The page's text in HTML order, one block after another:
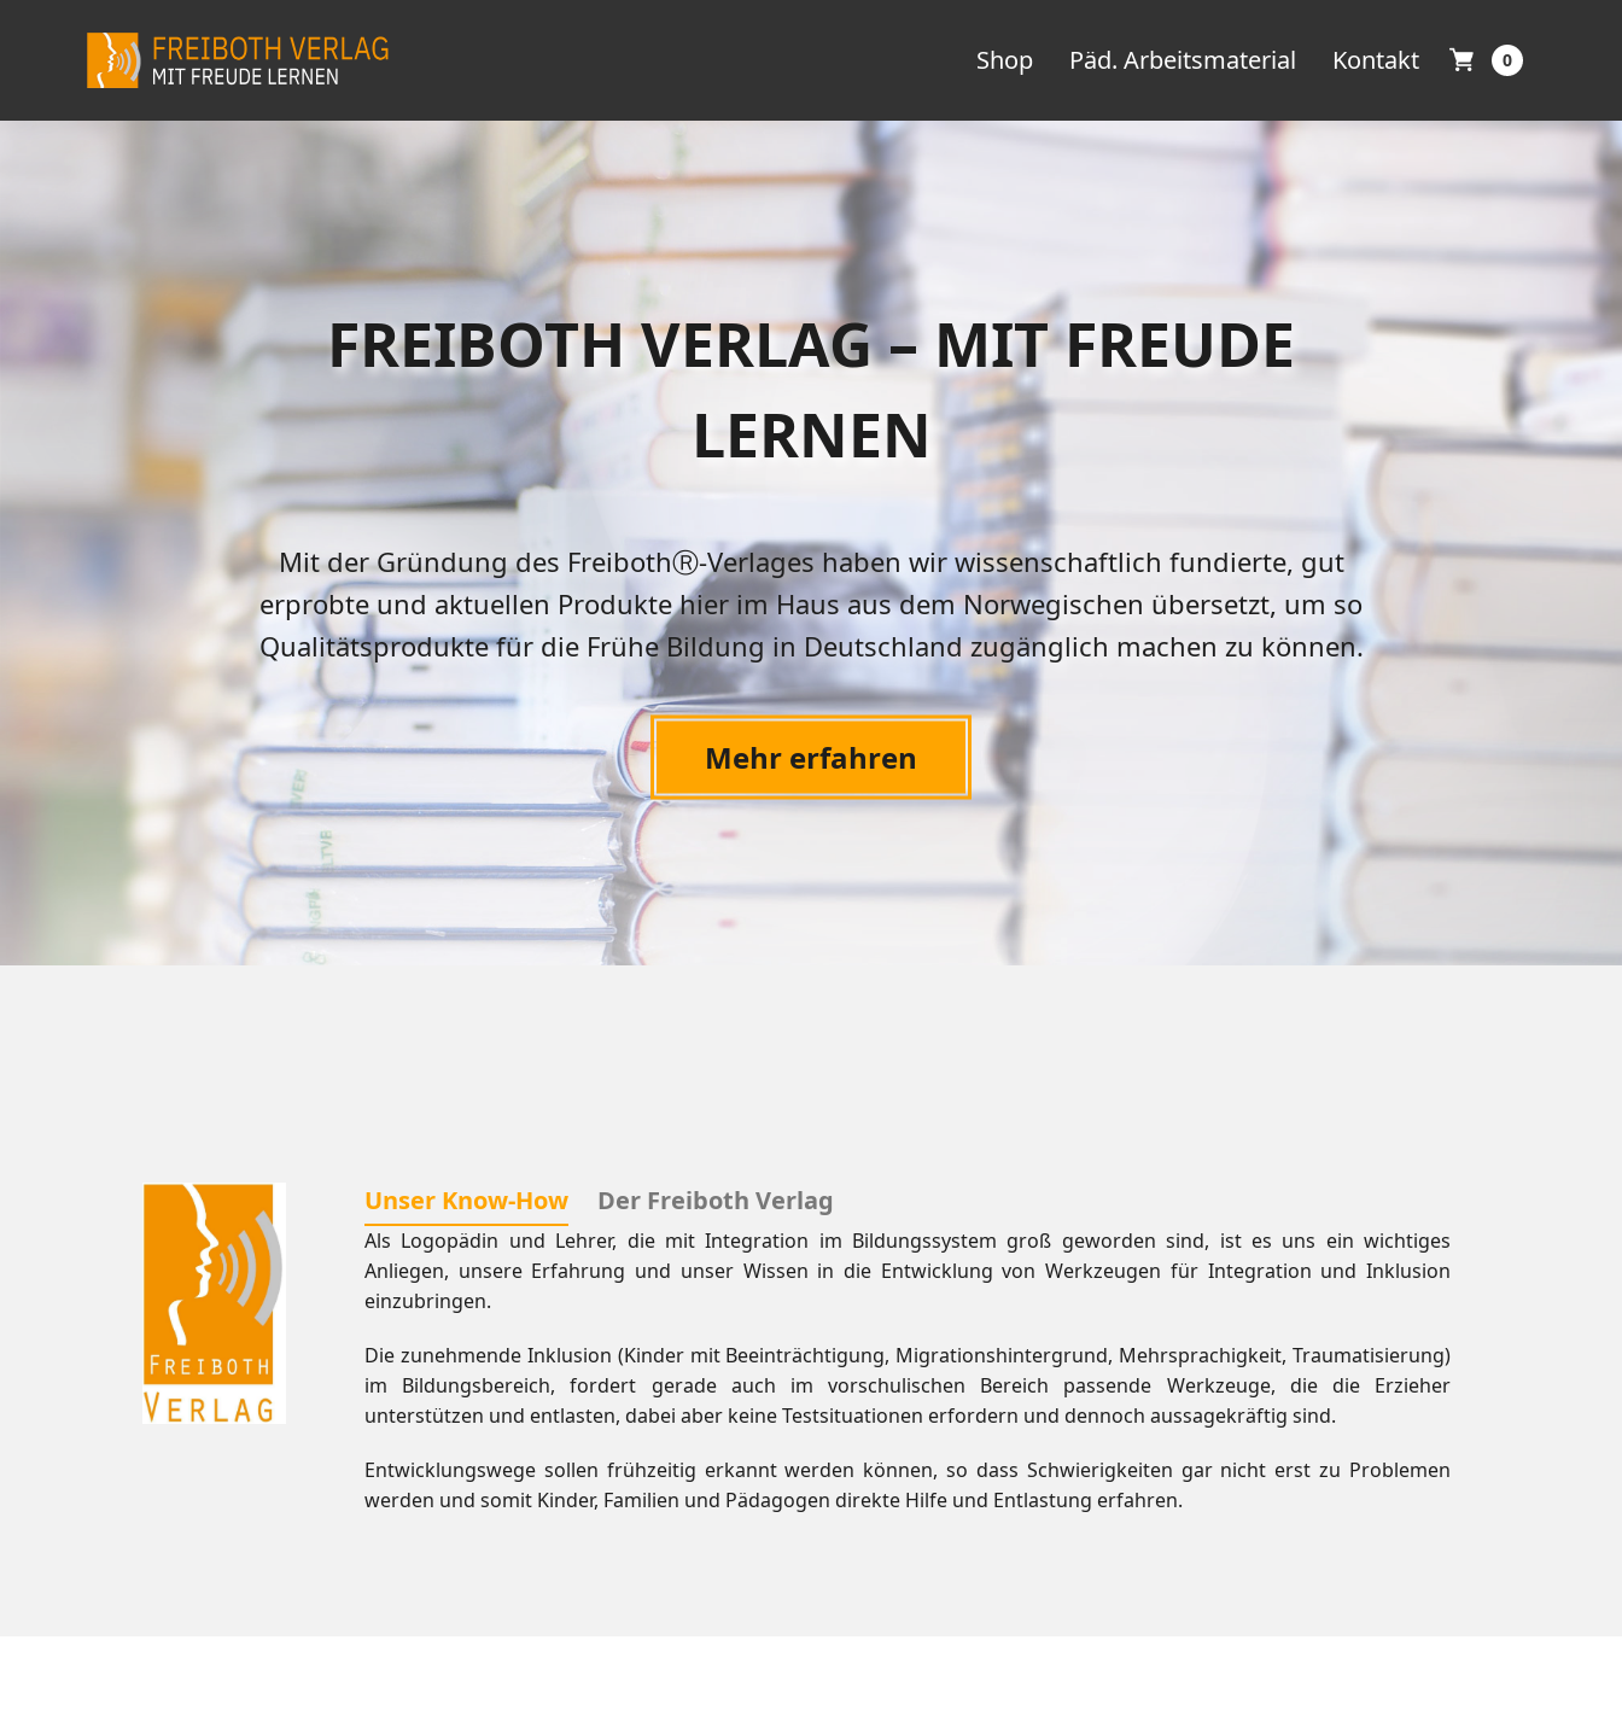
Shop Päd. Arbeitsmaterial Kontakt 0
FREIBOTH VERLAG – MIT FREUDE
LERNEN
Mit der Gründung des FreibothⓇ-Verlages haben wir wissenschaftlich fundierte, gut
erprobte und aktuellen Produkte hier im Haus aus dem Norwegischen übersetzt, um so
Qualitätsprodukte für die Frühe Bildung in Deutschland zugänglich machen zu können.
Mehr erfahren
Unser Know-How Der Freiboth Verlag
Als Logopädin und Lehrer, die mit Integration im Bildungssystem groß geworden sind, ist es uns ein wichtiges
Anliegen, unsere Erfahrung und unser Wissen in die Entwicklung von Werkzeugen für Integration und Inklusion
einzubringen.
Die zunehmende Inklusion (Kinder mit Beeinträchtigung, Migrationshintergrund, Mehrsprachigkeit, Traumatisierung)
im Bildungsbereich, fordert gerade auch im vorschulischen Bereich passende Werkzeuge, die die Erzieher
unterstützen und entlasten, dabei aber keine Testsituationen erfordern und dennoch aussagekräftig sind.
Entwicklungswege sollen frühzeitig erkannt werden können, so dass Schwierigkeiten gar nicht erst zu Problemen
werden und somit Kinder, Familien und Pädagogen direkte Hilfe und Entlastung erfahren.